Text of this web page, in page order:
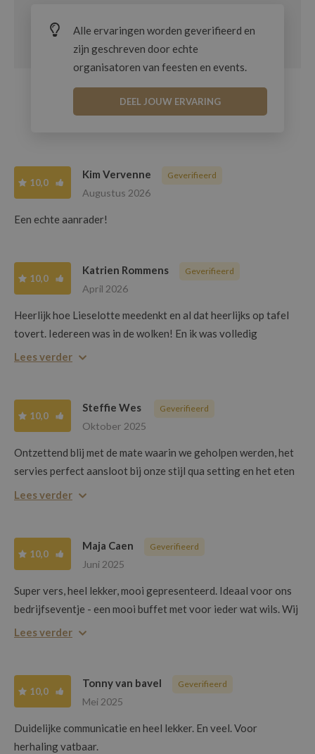
Alle ervaringen worden geverifieerd en
zijn geschreven door echte
organisatoren van feesten en events.
DEEL JOUW ERVARING
10,0
Kim Vervenne Geverifieerd
Augustus 2026
Een echte aanrader!
10,0
Katrien Rommens Geverifieerd
April 2026
Heerlijk hoe Lieselotte meedenkt en al dat heerlijks op tafel
tovert. Iedereen was in de wolken! En ik was volledig
ontzorgd waardoor ik volop van mijn feestje kon genieten.
Lees verder
10,0
Steffie Wes Geverifieerd
Oktober 2025
Ontzettend blij met de mate waarin we geholpen werden, het
servies perfect aansloot bij onze stijl qua setting en het eten
was heerlijk!
Lees verder
10,0
Maja Caen Geverifieerd
Juni 2025
Super vers, heel lekker, mooi gepresenteerd. Ideaal voor ons
bedrijfseventje - een mooi buffet met voor ieder wat wils. Wij
hadden gekozen voor een selectie koude hapjes, ideaal met
Lees verder
10,0
Tonny van bavel Geverifieerd
Mei 2025
Duidelijke communicatie en heel lekker. En veel. Voor
herhaling vatbaar.